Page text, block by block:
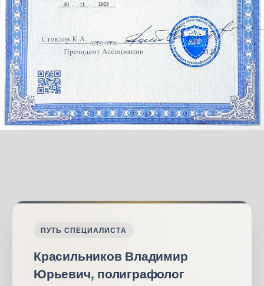
ПУТЬ СПЕЦИАЛИСТА
Красильников Владимир
Юрьевич, полиграфолог